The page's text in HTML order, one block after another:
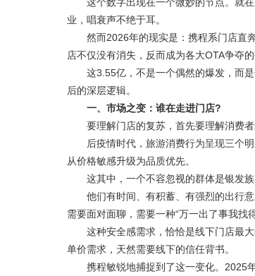
业，唱衰声不绝于耳。
然而2026年的现实是：携程系门店直奔
店不仅没有消失，反而成为各大OTA争夺的
这3.55亿，不是一个偶然的爆发，而是
后的深层逻辑。
一、市场之变：谁在走进门店?
要理解门店的复苏，首先要理解消费者
后疫情时代，旅游消费行为呈现三个明
从价格敏感升级为品质优先。
这其中，一个不容忽视的群体是银发族
他们有时间、有积蓄、有强烈的出行意
需要面对面聊，需要一种“万一出了事我找
这种安全感需求，恰恰是线下门店最大
单价需求，天然需要线下的信任背书。
携程敏锐地捕捉到了这一变化。2025年